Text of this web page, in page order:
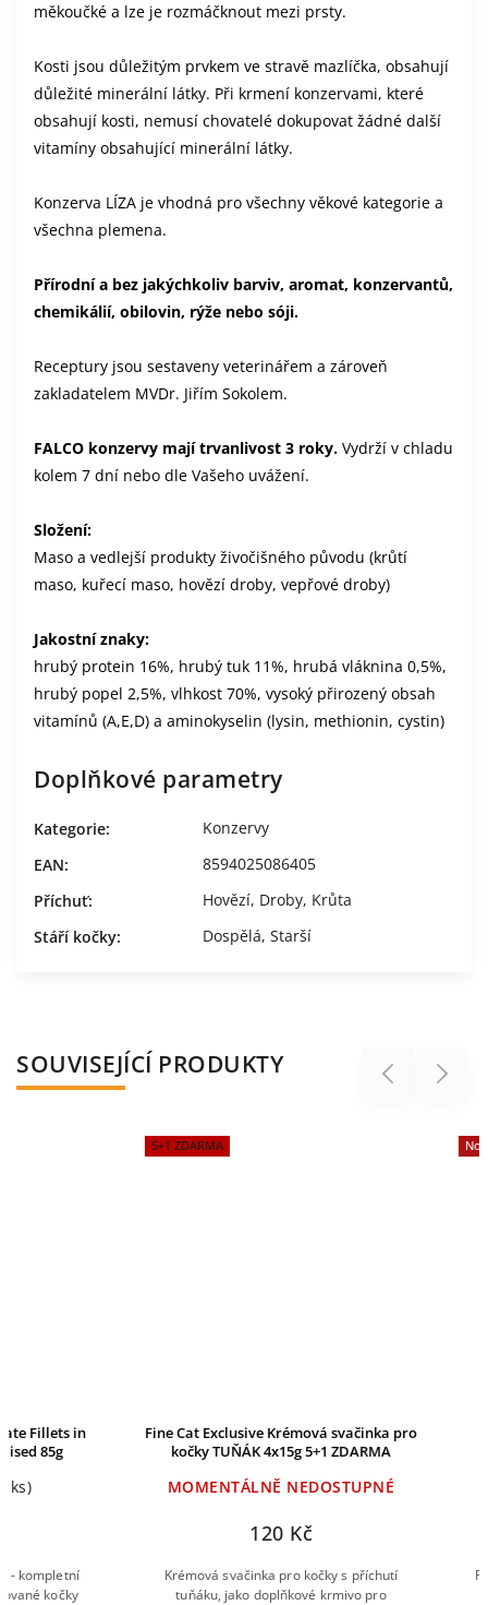
měkoučké a lze je rozmáčknout mezi prsty.
Kosti jsou důležitým prvkem ve stravě mazlíčka, obsahují
důležité minerální látky. Při krmení konzervami, které
obsahují kosti, nemusí chovatelé dokupovat žádné další
vitamíny obsahující minerální látky.
Konzerva LÍZA je vhodná pro všechny věkové kategorie a
všechna plemena.
Přírodní a bez jakýchkoliv barviv, aromat, konzervantů,
chemikálií, obilovin, rýže nebo sóji.
Receptury jsou sestaveny veterinářem a zároveň
zakladatelem MVDr. Jiřím Sokolem.
FALCO konzervy mají trvanlivost 3 roky. Vydrží v chladu
kolem 7 dní nebo dle Vašeho uvážení.
Složení:
Maso a vedlejší produkty živočišného původu (krůtí
maso, kuřecí maso, hovězí droby, vepřové droby)
Jakostní znaky:
hrubý protein 16%, hrubý tuk 11%, hrubá vláknina 0,5%,
hrubý popel 2,5%, vlhkost 70%, vysoký přirozený obsah
vitamínů (A,E,D) a aminokyselin (lysin, methionin, cystin)
Doplňkové parametry
Kategorie:
Konzervy
EAN:
8594025086405
Příchuť: Hovězí, Droby, Krůta
Stáří kočky: Dospělá, Starší
SOUVISEJÍCÍ PRODUKTY Previous
Fine Cat Exclusive Krémová svačinka pro
kočky TUŇÁK 4x15g 5+1 ZDARMA
MOMENTÁLNĚ NEDOSTUPNÉ
Krémová svačinka pro kočky s příchutí
tuňáku, jako doplňkové krmivo pro
FINE CAT XXL
Prémiové kompletní
Next